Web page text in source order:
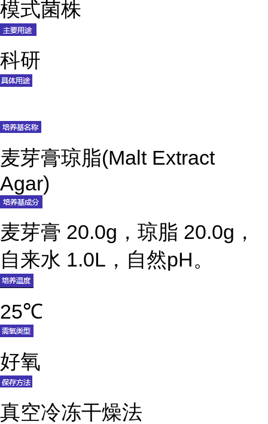
模式菌株
科研
麦芽膏琼脂(Malt Extract
Agar)
麦芽膏 20.0g，琼脂 20.0g，
自来水 1.0L，自然pH。
25℃
好氧
真空冷冻干燥法